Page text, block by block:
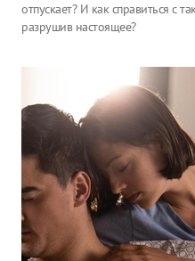
отпускает? И как справиться с
разрушив настоящее?